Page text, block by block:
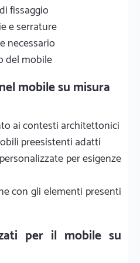
fissaggio
e serrature
necessario
del mobile
mobile su misura
ai contesti architettonici
preesistenti adatti
per esigenze
con gli elementi presenti
per il mobile su